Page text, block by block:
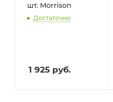
шт. Morrison
Достаточно
1 925 руб.